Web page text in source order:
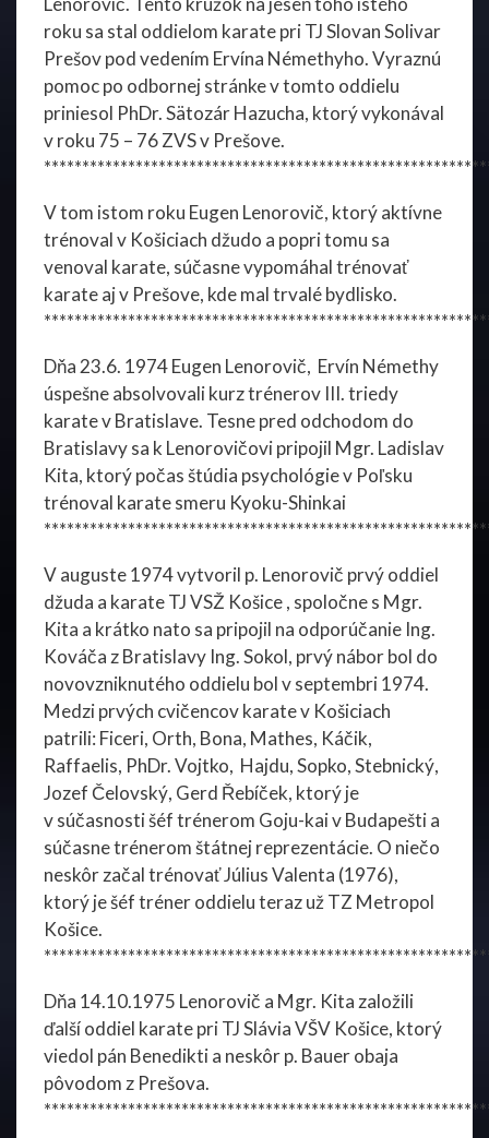
roku sa stal oddielom karate pri TJ Slovan Solivar
Prešov pod vedením Ervína Némethyho. Vyraznú
pomoc po odbornej stránke v tomto oddielu
priniesol PhDr. Sätozár Hazucha, ktorý vykonával
v roku 75 – 76 ZVS v Prešove.
V tom istom roku Eugen Lenorovič, ktorý aktívne
trénoval v Košiciach džudo a popri tomu sa
venoval karate, súčasne vypomáhal trénovať
karate aj v Prešove, kde mal trvalé bydlisko.
Dňa 23.6. 1974 Eugen Lenorovič, Ervín Némethy
úspešne absolvovali kurz trénerov III. triedy
karate v Bratislave. Tesne pred odchodom do
Bratislavy sa k Lenorovičovi pripojil Mgr. Ladislav
Kita, ktorý počas štúdia psychológie v Poľsku
trénoval karate smeru Kyoku-Shinkai
V auguste 1974 vytvoril p. Lenorovič prvý oddiel
džuda a karate TJ VSŽ Košice , spoločne s Mgr.
Kita a krátko nato sa pripojil na odporúčanie Ing.
Kováča z Bratislavy Ing. Sokol, prvý nábor bol do
novovzniknutého oddielu bol v septembri 1974.
Medzi prvých cvičencov karate v Košiciach
patrili: Ficeri, Orth, Bona, Mathes, Káčik,
Raffaelis, PhDr. Vojtko, Hajdu, Sopko, Stebnický,
Jozef Čelovský, Gerd Řebíček, ktorý je
v súčasnosti šéf trénerom Goju-kai v Budapešti a
súčasne trénerom štátnej reprezentácie. O niečo
neskôr začal trénovať Július Valenta (1976),
ktorý je šéf tréner oddielu teraz už TZ Metropol
Košice.
Dňa 14.10.1975 Lenorovič a Mgr. Kita založili
ďalší oddiel karate pri TJ Slávia VŠV Košice, ktorý
viedol pán Benedikti a neskôr p. Bauer obaja
pôvodom z Prešova.